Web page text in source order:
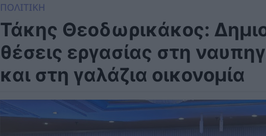
ΠΟΛΙΤΙΚΗ
Τάκης Θεοδωρικάκος:
θέσεις εργασίας στη
και στη γαλάζια οικονομία